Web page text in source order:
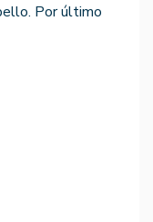
Por último